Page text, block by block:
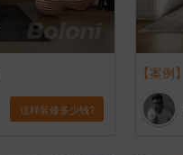
这样装修多少钱?
【案例】